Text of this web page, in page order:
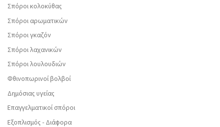
Σπόροι κολοκύθας
Σπόροι αρωματικών
Σπόροι γκαζόν
Σπόροι λαχανικών
Σπόροι λουλουδιών
Φθινοπωρινοί βολβοί
Δημόσιας υγείας
Επαγγελματικοί σπόροι
Εξοπλισμός - Διάφορα